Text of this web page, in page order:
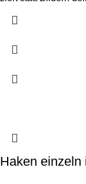
Haken einzeln